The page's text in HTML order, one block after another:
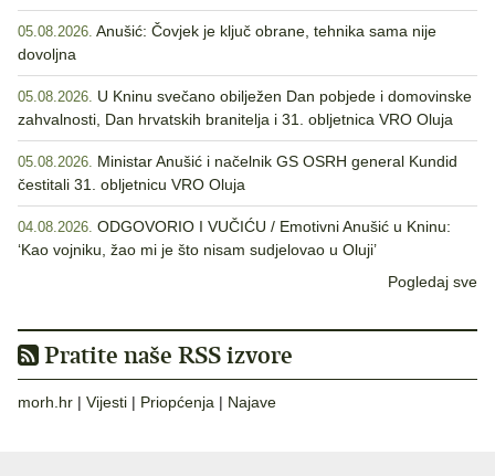
05.08.2026. Anušić: Čovjek je ključ obrane, tehnika sama nije
dovoljna
05.08.2026. U Kninu svečano obilježen Dan pobjede i domovinske
zahvalnosti, Dan hrvatskih branitelja i 31. obljetnica VRO Oluja
05.08.2026. Ministar Anušić i načelnik GS OSRH general Kundid
čestitali 31. obljetnicu VRO Oluja
04.08.2026. ODGOVORIO I VUČIĆU / Emotivni Anušić u Kninu:
‘Kao vojniku, žao mi je što nisam sudjelovao u Oluji’
Pogledaj sve
Pratite naše RSS izvore
morh.hr | Vijesti | Priopćenja | Najave